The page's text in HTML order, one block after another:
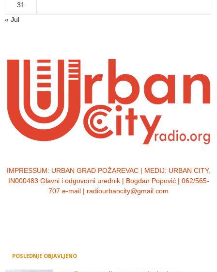
31
« Jul
IMPRESSUM: URBAN GRAD POŽAREVAC | MEDIJ: URBAN CITY,
IN000483 Glavni i odgovorni urednik | Bogdan Popović | 062/565-
707 e-mail | radiourbancity@gmail.com
POSLEDNJE OBJAVLJENO